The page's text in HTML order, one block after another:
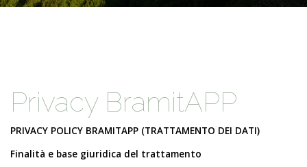
Privacy BramitAPP
PRIVACY POLICY BRAMITAPP (TRATTAMENTO DEI DATI)
Finalità e base giuridica del trattamento